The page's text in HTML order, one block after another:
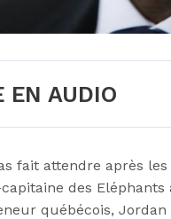
EN AUDIO
fait attendre après
des
québécois, Jordan